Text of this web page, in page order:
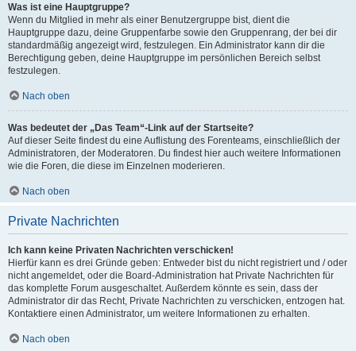
Was ist eine Hauptgruppe?
Wenn du Mitglied in mehr als einer Benutzergruppe bist, dient die
Hauptgruppe dazu, deine Gruppenfarbe sowie den Gruppenrang, der bei dir
standardmäßig angezeigt wird, festzulegen. Ein Administrator kann dir die
Berechtigung geben, deine Hauptgruppe im persönlichen Bereich selbst
festzulegen.
Nach oben
Was bedeutet der „Das Team“-Link auf der Startseite?
Auf dieser Seite findest du eine Auflistung des Forenteams, einschließlich der
Administratoren, der Moderatoren. Du findest hier auch weitere Informationen
wie die Foren, die diese im Einzelnen moderieren.
Nach oben
Private Nachrichten
Ich kann keine Privaten Nachrichten verschicken!
Hierfür kann es drei Gründe geben: Entweder bist du nicht registriert und / oder
nicht angemeldet, oder die Board-Administration hat Private Nachrichten für
das komplette Forum ausgeschaltet. Außerdem könnte es sein, dass der
Administrator dir das Recht, Private Nachrichten zu verschicken, entzogen hat.
Kontaktiere einen Administrator, um weitere Informationen zu erhalten.
Nach oben